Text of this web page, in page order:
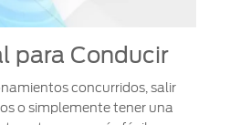
para Conducir
concurridos, salir
o simplemente tener una